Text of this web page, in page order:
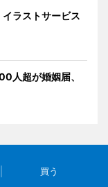
ラストサービス
人超が婚姻届、
買う